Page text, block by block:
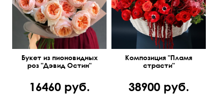
Букет из пионовидных
роз "Дэвид Остин"
16460 руб.
Композиция "Пламя
страсти"
38900 руб.